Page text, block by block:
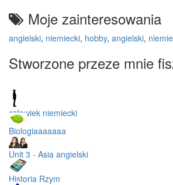
Moje zainteresowania
angielski, niemiecki, hobby, angielski,
Stworzone przeze mnie
człowiek niemiecki
Biologiaaaaaaa
Unit 3 - Asia angielski
Historia Rzym